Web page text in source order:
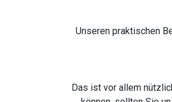
Unseren praktischen
Das ist vor allem